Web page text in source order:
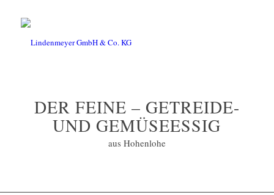
DER FEINE – GETREIDE-
UND GEMÜSEESSIG
aus Hohenlohe